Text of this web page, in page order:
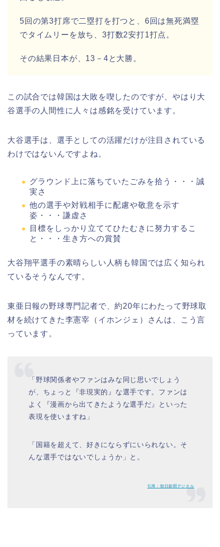
5回の第3打席で二塁打を打つと、6回は無死満塁
でタイムリーを放ち、3打数2安打1打点。
その結果日本が、13－4と大勝。
この試合では韓国は大敗を喫したのですが、やはり大
谷選手の人間性に人々は感銘を受けています。
大谷選手は、選手としての活躍だけが注目されている
わけではないんですよね。
グラウンド上に落ちていたごみを拾う・・・誠
実さ
他の選手や対戦相手に配慮や敬意を示す
姿・・・謙虚さ
目標をしっかり立ててひたむきに努力するこ
と・・・生き方への賞賛
大谷翔平選手の素晴らしい人柄も韓国では広く知られ
ているそうなんです。
東亜日報の野球専門記者で、約20年にわたって野球取
材を続けてきた李憲宰（イホンジェ）さんは、こう言
っています。
「野球関係者やファンはみな同じ思いでしょう
が、ちょっと『非現実的』な選手です。ファンは
よく『漫画から出てきたような選手だ』といった
表現を使いますね」
「国籍を超えて、好きにならずにいられない。そ
んな選手ではないでしょうか」と。
引用：朝日新聞デジタル